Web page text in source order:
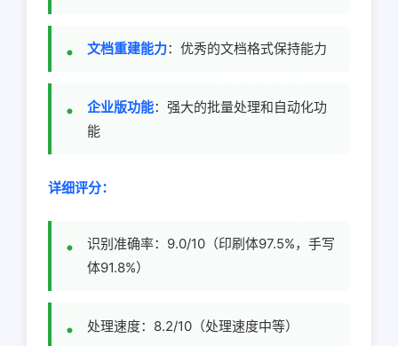
文档重建能力：优秀的文档格式保持能力
企业版功能：强大的批量处理和自动化功
能
详细评分：
识别准确率：9.0/10（印刷体97.5%，手写
体91.8%）
处理速度：8.2/10（处理速度中等）